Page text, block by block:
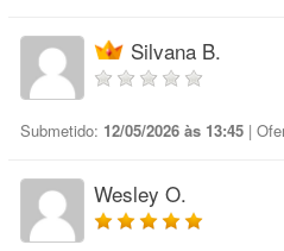
Silvana B.
Submetido: 12/05/2026 às 13:45 |
Wesley O.